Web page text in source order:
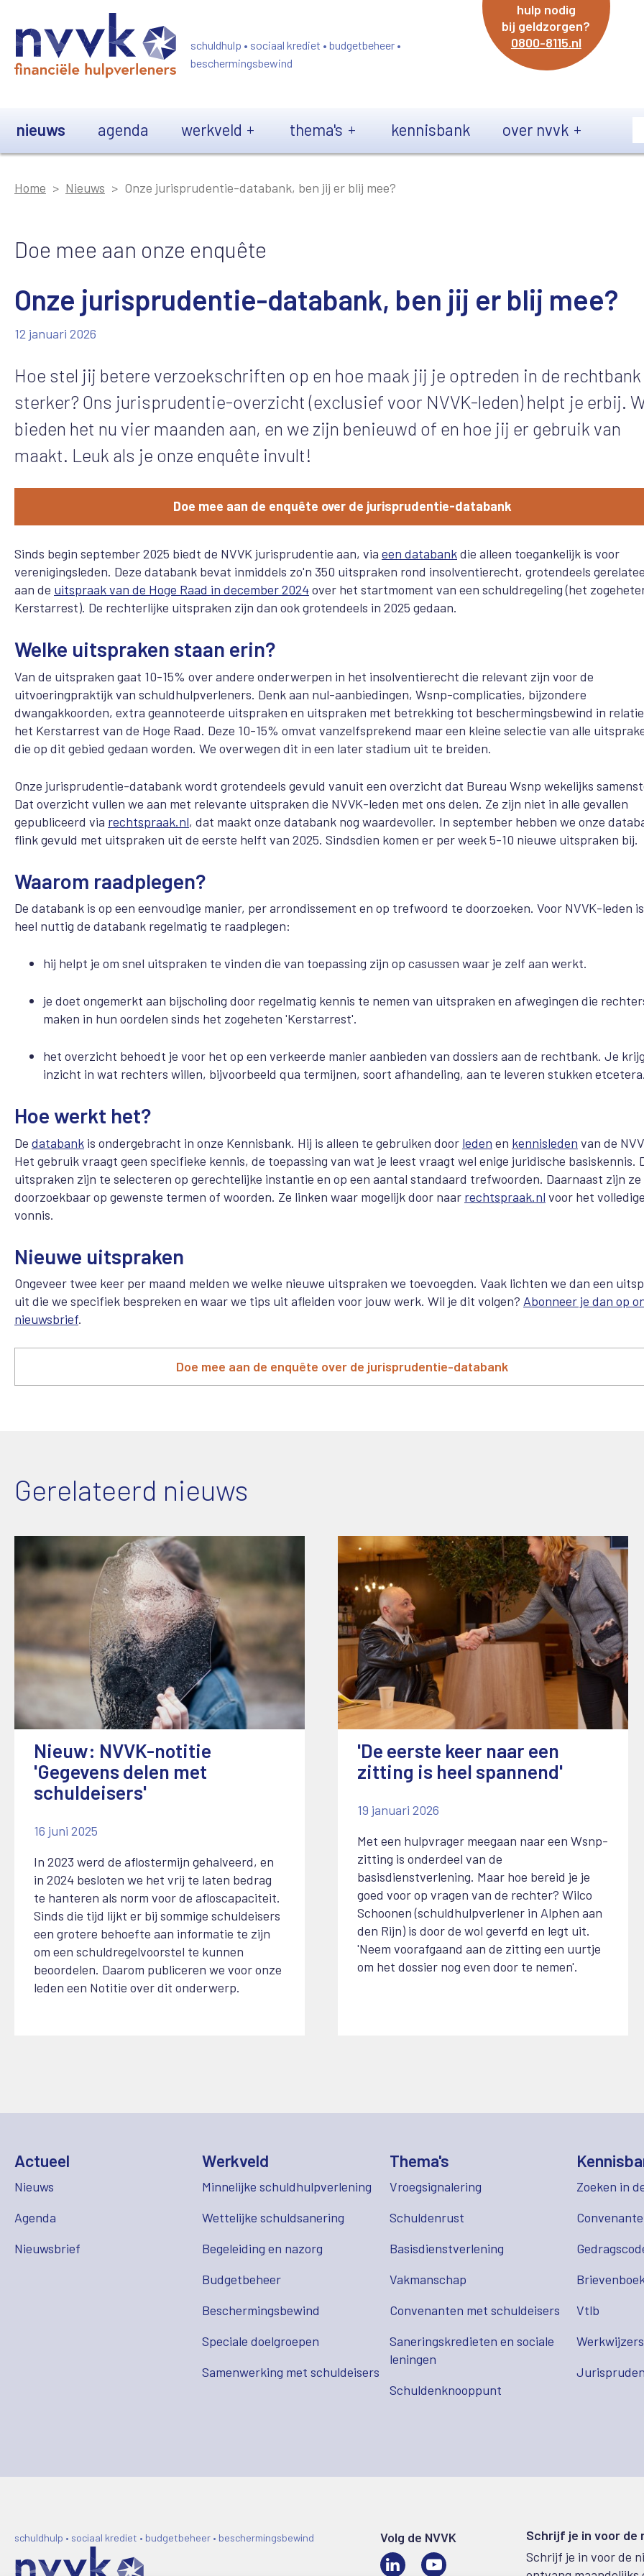
schuldhulp • sociaal krediet • budgetbeheer •
beschermingsbewind
hulp nodig
bij geldzorgen?
0800-8115.nl
nieuws agenda werkveld thema's kennisbank over nvvk
Home Nieuws Onze jurisprudentie-databank, ben jij er blij mee?
Doe mee aan onze enquête
Onze jurisprudentie-databank, ben jij er blij mee?
12 januari 2026
Hoe stel jij betere verzoekschriften op en hoe maak jij je optreden in de rechtbank
sterker? Ons jurisprudentie-overzicht (exclusief voor NVVK-leden) helpt je erbij.
bieden het nu vier maanden aan, en we zijn benieuwd of en hoe jij er gebruik van
maakt. Leuk als je onze enquête invult!
Doe mee aan de enquête over de jurisprudentie-databank
Sinds begin september 2025 biedt de NVVK jurisprudentie aan, via een databankdie alleen toegankelijk is voor
verenigingsleden. Deze databank bevat inmiddels zo'n 350 uitspraken rond insolventierecht, grotendeels
aan de uitspraak van de Hoge Raad in december 2024over het startmoment van een schuldregeling (het
Kerstarrest). De rechterlijke uitspraken zijn dan ook grotendeels in 2025 gedaan.
Welke uitspraken staan erin?
Van de uitspraken gaat 10-15% over andere onderwerpen in het insolventierecht die relevant zijn voor de
uitvoeringpraktijk van schuldhulpverleners. Denk aan nul-aanbiedingen, Wsnp-complicaties, bijzondere
dwangakkoorden, extra geannoteerde uitspraken en uitspraken met betrekking tot beschermingsbewind in
het Kerstarrest van de Hoge Raad. Deze 10-15% omvat vanzelfsprekend maar een kleine selectie van alle
die op dit gebied gedaan worden. We overwegen dit in een later stadium uit te breiden.
Onze jurisprudentie-databank wordt grotendeels gevuld vanuit een overzicht dat Bureau Wsnp wekelijks
Dat overzicht vullen we aan met relevante uitspraken die NVVK-leden met ons delen. Ze zijn niet in alle gevallen
gepubliceerd via rechtspraak.nl, dat maakt onze databank nog waardevoller. In september hebben we onze
flink gevuld met uitspraken uit de eerste helft van 2025. Sindsdien komen er per week 5-10 nieuwe uitspraken bij.
Waarom raadplegen?
De databank is op een eenvoudige manier, per arrondissement en op trefwoord te doorzoeken. Voor NVVK-leden
heel nuttig de databank regelmatig te raadplegen:
hij helpt je om snel uitspraken te vinden die van toepassing zijn op casussen waar je zelf aan werkt.
je doet ongemerkt aan bijscholing door regelmatig kennis te nemen van uitspraken en afwegingen die
maken in hun oordelen sinds het zogeheten 'Kerstarrest'.
het overzicht behoedt je voor het op een verkeerde manier aanbieden van dossiers aan de rechtbank. Je
inzicht in wat rechters willen, bijvoorbeeld qua termijnen, soort afhandeling, aan te leveren stukken
Hoe werkt het?
De databank is ondergebracht in onze Kennisbank. Hij is alleen te gebruiken door leden en kennisleden van de
Het gebruik vraagt geen specifieke kennis, de toepassing van wat je leest vraagt wel enige juridische basiskennis.
uitspraken zijn te selecteren op gerechtelijke instantie en op een aantal standaard trefwoorden. Daarnaast zijn
doorzoekbaar op gewenste termen of woorden. Ze linken waar mogelijk door naar rechtspraak.nl voor het
vonnis.
Nieuwe uitspraken
Ongeveer twee keer per maand melden we welke nieuwe uitspraken we toevoegden. Vaak lichten we dan een
uit die we specifiek bespreken en waar we tips uit afleiden voor jouw werk. Wil je dit volgen? Abonneer je dan op
nieuwsbrief.
Doe mee aan de enquête over de jurisprudentie-databank
Gerelateerd nieuws
Nieuw: NVVK-notitie
'Gegevens delen met
schuldeisers'
16 juni 2025
In 2023 werd de aflostermijn gehalveerd, en
in 2024 besloten we het vrij te laten bedrag
te hanteren als norm voor de afloscapaciteit.
Sinds die tijd lijkt er bij sommige schuldeisers
een grotere behoefte aan informatie te zijn
om een schuldregelvoorstel te kunnen
beoordelen. Daarom publiceren we voor onze
leden een Notitie over dit onderwerp.
'De eerste keer naar een
zitting is heel spannend'
19 januari 2026
Met een hulpvrager meegaan naar een Wsnp-
zitting is onderdeel van de
basisdienstverlening. Maar hoe bereid je je
goed voor op vragen van de rechter? Wilco
Schoonen (schuldhulpverlener in Alphen aan
den Rijn) is door de wol geverfd en legt uit.
'Neem voorafgaand aan de zitting een uurtje
om het dossier nog even door te nemen'.
Actueel
Nieuws
Agenda
Nieuwsbrief
Werkveld
Minnelijke schuldhulpverlening
Wettelijke schuldsanering
Begeleiding en nazorg
Budgetbeheer
Beschermingsbewind
Speciale doelgroepen
Samenwerking met schuldeisers
Thema's
Vroegsignalering
Schuldenrust
Basisdienstverlening
Vakmanschap
Convenanten met schuldeisers
Saneringskredieten en sociale
leningen
Schuldenknooppunt
Zoeken in
Vtlb
Werkwijzers
schuldhulp • sociaal krediet • budgetbeheer • beschermingsbewind
Volg de NVVK
LinkedIn
Schrijf je in voor de
Schrijf je in voor de